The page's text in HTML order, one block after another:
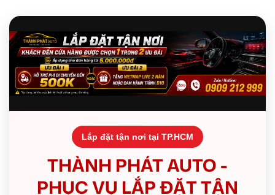
Lắp đặt tận nơi tại TP.HCM
THÀNH PHÁT AUTO -
PHỤC VỤ LẮP ĐẶT TẬN